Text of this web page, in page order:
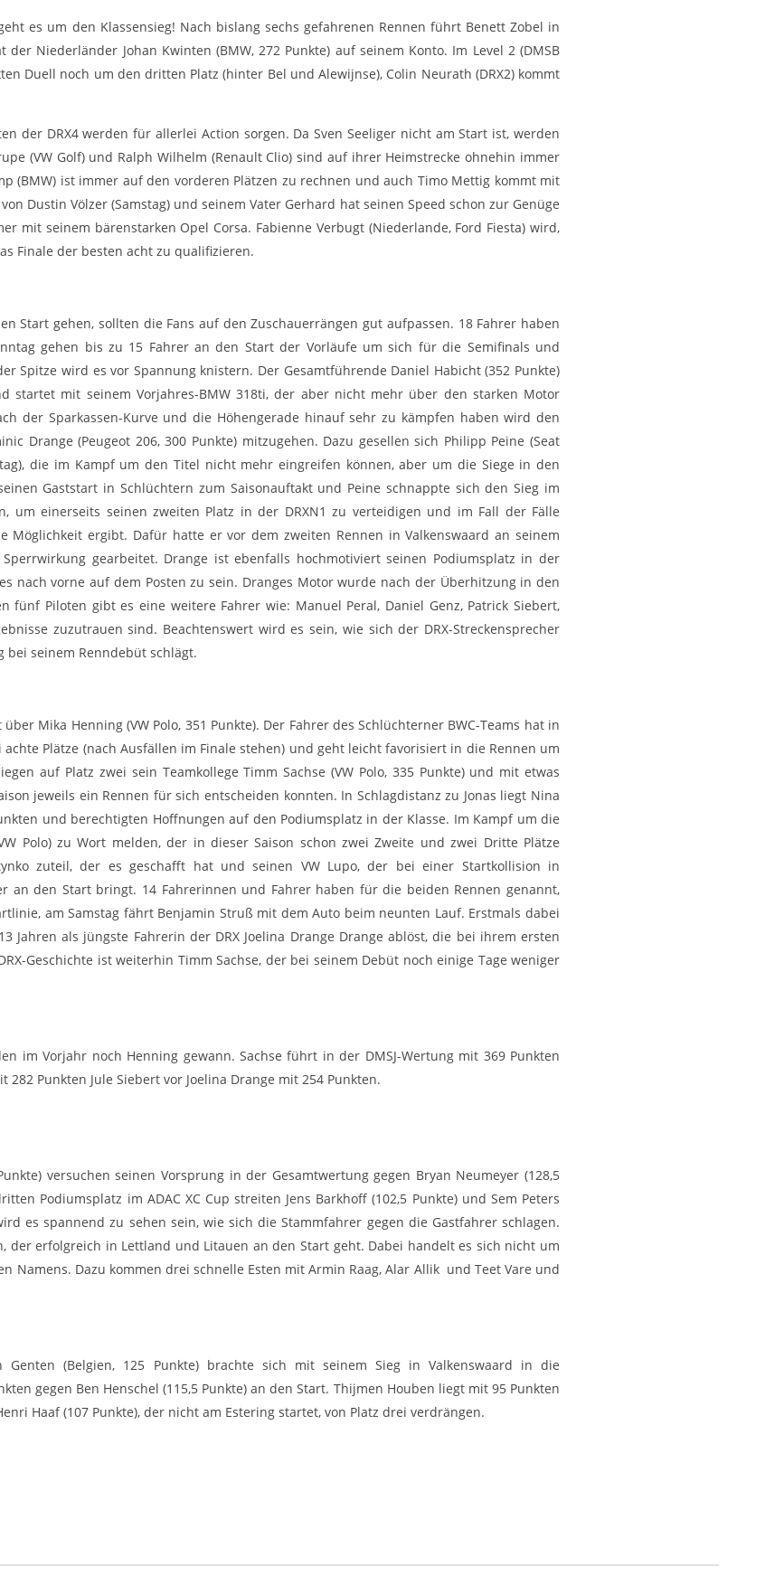
es um den Klassensieg! Nach bislang sechs gefahrenen Rennen führt Benett Zobel in
Niederländer Johan Kwinten (BMW, 272 Punkte) auf seinem Konto. Im Level 2 (DMSB
Duell noch um den dritten Platz (hinter Bel und Alewijnse), Colin Neurath (DRX2) kommt
der DRX4 werden für allerlei Action sorgen. Da Sven Seeliger nicht am Start ist, werden
(VW Golf) und Ralph Wilhelm (Renault Clio) sind auf ihrer Heimstrecke ohnehin immer
(BMW) ist immer auf den vorderen Plätzen zu rechnen und auch Timo Mettig kommt mit
Dustin Völzer (Samstag) und seinem Vater Gerhard hat seinen Speed schon zur Genüge
mit seinem bärenstarken Opel Corsa. Fabienne Verbugt (Niederlande, Ford Fiesta) wird,
Finale der besten acht zu qualifizieren.
Start gehen, sollten die Fans auf den Zuschauerrängen gut aufpassen. 18 Fahrer haben
gehen bis zu 15 Fahrer an den Start der Vorläufe um sich für die Semifinals und
Spitze wird es vor Spannung knistern. Der Gesamtführende Daniel Habicht (352 Punkte)
startet mit seinem Vorjahres-BMW 318ti, der aber nicht mehr über den starken Motor
der Sparkassen-Kurve und die Höhengerade hinauf sehr zu kämpfen haben wird den
Drange (Peugeot 206, 300 Punkte) mitzugehen. Dazu gesellen sich Philipp Peine (Seat
die im Kampf um den Titel nicht mehr eingreifen können, aber um die Siege in den
Gaststart in Schlüchtern zum Saisonauftakt und Peine schnappte sich den Sieg im
um einerseits seinen zweiten Platz in der DRXN1 zu verteidigen und im Fall der Fälle
Möglichkeit ergibt. Dafür hatte er vor dem zweiten Rennen in Valkenswaard an seinem
gearbeitet. Drange ist ebenfalls hochmotiviert seinen Podiumsplatz in der
nach vorne auf dem Posten zu sein. Dranges Motor wurde nach der Überhitzung in den
Piloten gibt es eine weitere Fahrer wie: Manuel Peral, Daniel Genz, Patrick Siebert,
zuzutrauen sind. Beachtenswert wird es sein, wie sich der DRX-Streckensprecher
bei seinem Renndebüt schlägt.
Mika Henning (VW Polo, 351 Punkte). Der Fahrer des Schlüchterner BWC-Teams hat in
Plätze (nach Ausfällen im Finale stehen) und geht leicht favorisiert in die Rennen um
auf Platz zwei sein Teamkollege Timm Sachse (VW Polo, 335 Punkte) und mit etwas
jeweils ein Rennen für sich entscheiden konnten. In Schlagdistanz zu Jonas liegt Nina
und berechtigten Hoffnungen auf den Podiumsplatz in der Klasse. Im Kampf um die
Polo) zu Wort melden, der in dieser Saison schon zwei Zweite und zwei Dritte Plätze
zuteil, der es geschafft hat und seinen VW Lupo, der bei einer Startkollision in
an den Start bringt. 14 Fahrerinnen und Fahrer haben für die beiden Rennen genannt,
am Samstag fährt Benjamin Struß mit dem Auto beim neunten Lauf. Erstmals dabei
als jüngste Fahrerin der DRX Joelina Drange Drange ablöst, die bei ihrem ersten
Geschichte ist weiterhin Timm Sachse, der bei seinem Debüt noch einige Tage weniger
im Vorjahr noch Henning gewann. Sachse führt in der DMSJ-Wertung mit 369 Punkten
Punkten Jule Siebert vor Joelina Drange mit 254 Punkten.
versuchen seinen Vorsprung in der Gesamtwertung gegen Bryan Neumeyer (128,5
Podiumsplatz im ADAC XC Cup streiten Jens Barkhoff (102,5 Punkte) und Sem Peters
es spannend zu sehen sein, wie sich die Stammfahrer gegen die Gastfahrer schlagen.
der erfolgreich in Lettland und Litauen an den Start geht. Dabei handelt es sich nicht um
Namens. Dazu kommen drei schnelle Esten mit Armin Raag, Alar Allik und Teet Vare und
(Belgien, 125 Punkte) brachte sich mit seinem Sieg in Valkenswaard in die
gegen Ben Henschel (115,5 Punkte) an den Start. Thijmen Houben liegt mit 95 Punkten
Haaf (107 Punkte), der nicht am Estering startet, von Platz drei verdrängen.